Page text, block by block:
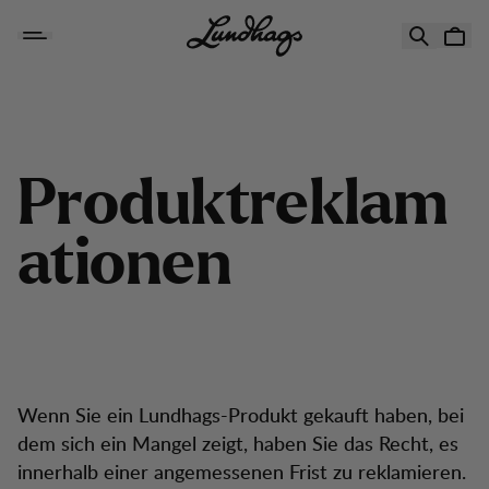
Produktreklam
ationen
Wenn Sie ein Lundhags-Produkt gekauft haben, bei
dem sich ein Mangel zeigt, haben Sie das Recht, es
innerhalb einer angemessenen Frist zu reklamieren.